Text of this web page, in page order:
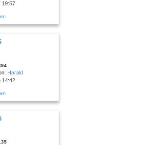
19:57
Harald
14:42